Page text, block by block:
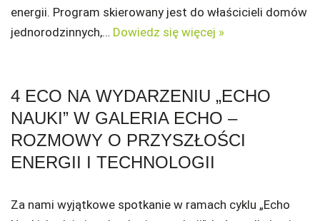
energii. Program skierowany jest do właścicieli domów
jednorodzinnych,… Dowiedz się więcej »
4 ECO NA WYDARZENIU „ECHO
NAUKI” W GALERIA ECHO –
ROZMOWY O PRZYSZŁOŚCI
ENERGII I TECHNOLOGII
Za nami wyjątkowe spotkanie w ramach cyklu „Echo